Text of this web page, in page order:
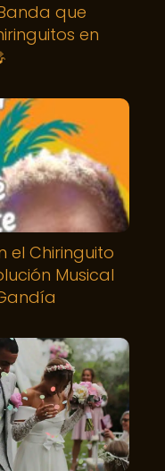
que
en
el Chiringuito
Musical